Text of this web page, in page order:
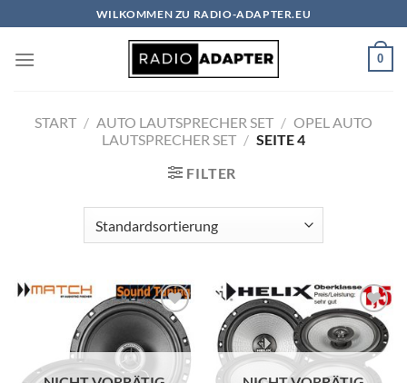
Inhalt
springen
WILKOMMEN ZU RADIO-ADAPTER.EU
0
START / AUTO LAUTSPRECHER SET / OPEL AUTO
LAUTSPRECHER SET / SEITE 4
FILTER
Zu
Wunschliste
hinzufügen
Zu
Wunschliste
hinzufügen